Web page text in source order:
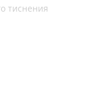
тиснения